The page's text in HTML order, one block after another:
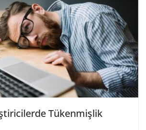
Tükenmişlik